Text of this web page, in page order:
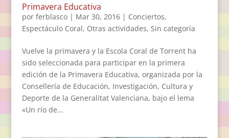
Primavera Educativa
por ferblasco| Mar 30, 2016| Conciertos,
Espectáculo Coral, Otras actividades, Sin categoría
Vuelve la primavera y la Escola Coral de Torrent ha
sido seleccionada para participar en la primera
edición de la Primavera Educativa, organizada por la
Consellería de Educación, Investigación, Cultura y
Deporte de la Generalitat Valenciana, bajo el lema
«Un río de...